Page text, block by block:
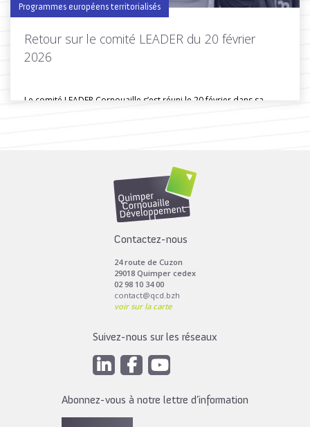
Programmes européens territorialisés
Retour sur le comité LEADER du 20 février
2026
Le comité LEADER Cornouaille s’est réuni le 20 février dans sa
Toutes les actus de cette rubrique
Contactez-nous
24 route de Cuzon
29018 Quimper cedex
02 98 10 34 00
contact@qcd.bzh
voir sur la carte
Suivez-nous sur les réseaux
Abonnez-vous à notre lettre d’information